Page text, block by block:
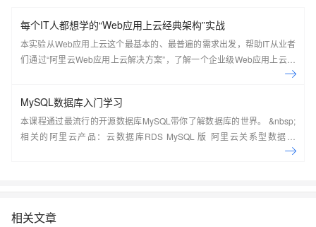
每个IT人都想学的“Web应用上云经典架构”实战
本实验从Web应用上云这个最基本的、最普遍的需求出发，帮助IT从业者
们通过“阿里云Web应用上云解决方案”，了解一个企业级Web应用上云的
MySQL数据库入门学习
本课程通过最流行的开源数据库MySQL带你了解数据库的世界。 &nbsp;
相关的阿里云产品：云数据库RDS MySQL 版 阿里云关系型数据库
RDS（Relational Database Service）是一种稳定可靠、可弹性伸缩的在
相关文章